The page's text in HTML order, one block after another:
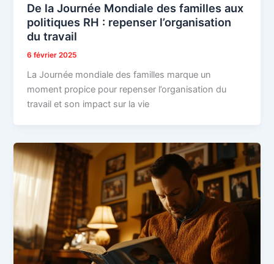
De la Journée Mondiale des familles aux
politiques RH : repenser l’organisation
du travail
6 février 2025
La Journée mondiale des familles marque un
moment propice pour repenser l’organisation du
travail et son impact sur la vie